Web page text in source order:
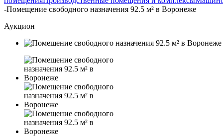
-Помещение свободного назначения 92.5 м² в Воронеже
Аукцион